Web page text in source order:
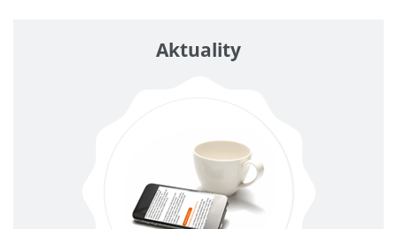
Aktuality